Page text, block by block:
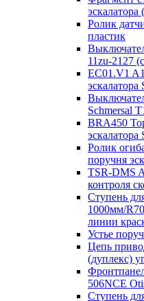
Ролик
пластик
11zu-2127
EC01.V1
эскалатора
Schmersal
BRA450
эскалатора
Ролик
поручня
TSR-DMS
контроля
Ступень
1000мм/
линии
Устье
Цепь
(дуплекс)
506NCE
Ступень